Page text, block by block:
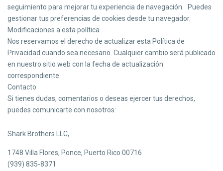
seguimiento para mejorar tu experiencia de navegación. Puedes
gestionar tus preferencias de cookies desde tu navegador.
Modificaciones a esta política
Nos reservamos el derecho de actualizar esta Política de
Privacidad cuando sea necesario. Cualquier cambio será publicado
en nuestro sitio web con la fecha de actualización
correspondiente.
Contacto
Si tienes dudas, comentarios o deseas ejercer tus derechos,
puedes comunicarte con nosotros:
Shark Brothers LLC,
1748 Villa Flores, Ponce, Puerto Rico 00716
(939) 835-8371